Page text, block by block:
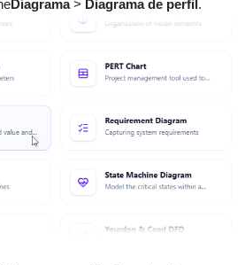
Diagrama> Diagrama de perfil .